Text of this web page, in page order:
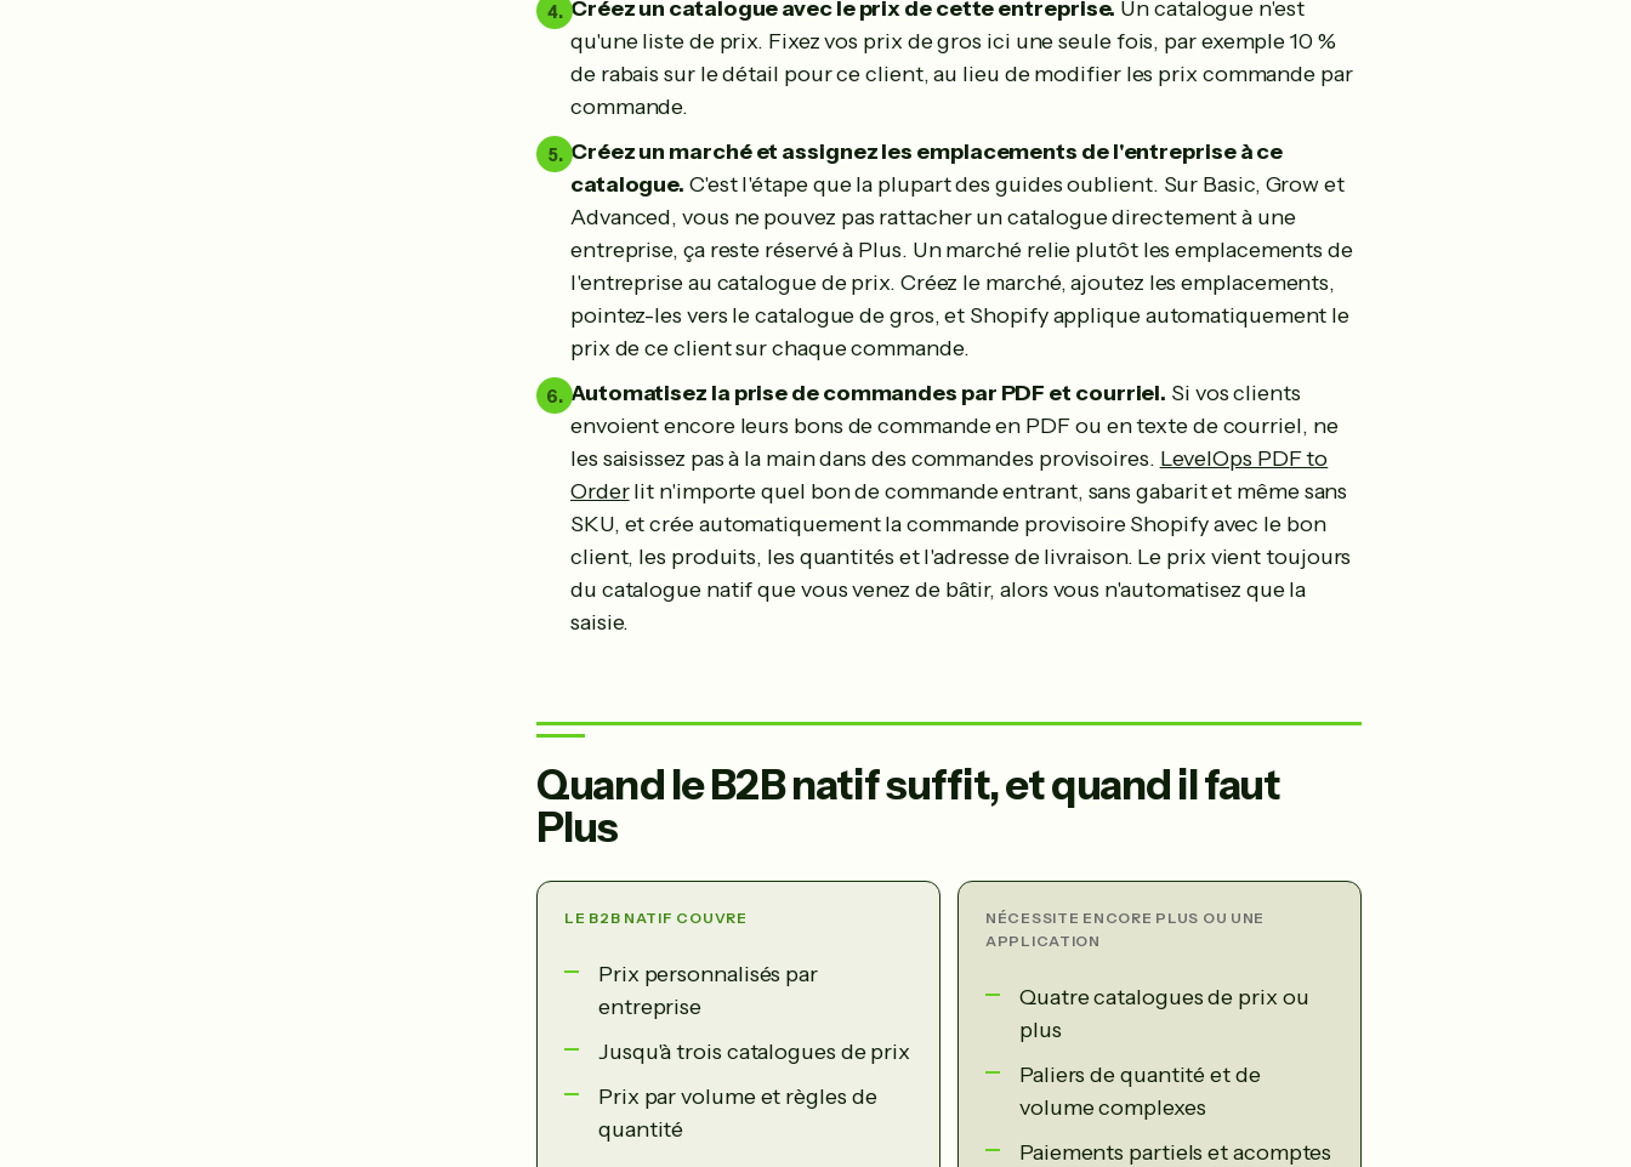
Créez un catalogue avec le prix de cette entreprise. Un catalogue n'est
qu'une liste de prix. Fixez vos prix de gros ici une seule fois, par exemple 10 %
de rabais sur le détail pour ce client, au lieu de modifier les prix commande par
commande.
Créez un marché et assignez les emplacements de l'entreprise à ce
catalogue. C'est l'étape que la plupart des guides oublient. Sur Basic, Grow et
Advanced, vous ne pouvez pas rattacher un catalogue directement à une
entreprise, ça reste réservé à Plus. Un marché relie plutôt les emplacements de
l'entreprise au catalogue de prix. Créez le marché, ajoutez les emplacements,
pointez-les vers le catalogue de gros, et Shopify applique automatiquement le
prix de ce client sur chaque commande.
Automatisez la prise de commandes par PDF et courriel. Si vos clients
envoient encore leurs bons de commande en PDF ou en texte de courriel, ne
les saisissez pas à la main dans des commandes provisoires. LevelOps PDF to
Orderlit n'importe quel bon de commande entrant, sans gabarit et même sans
SKU, et crée automatiquement la commande provisoire Shopify avec le bon
client, les produits, les quantités et l'adresse de livraison. Le prix vient toujours
du catalogue natif que vous venez de bâtir, alors vous n'automatisez que la
saisie.
Quand le B2B natif suffit, et quand il faut
Plus
LE B2B NATIF COUVRE
Prix personnalisés par
entreprise
Jusqu'à trois catalogues de prix
Prix par volume et règles de
quantité
NÉCESSITE ENCORE PLUS OU UNE
APPLICATION
Quatre catalogues de prix ou
plus
Paliers de quantité et de
volume complexes
Paiements partiels et acomptes